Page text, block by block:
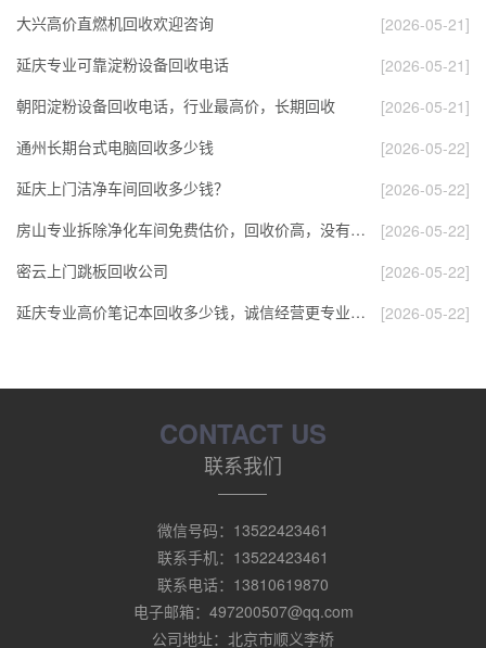
大兴高价直燃机回收欢迎咨询
[2026-05-21]
延庆专业可靠淀粉设备回收电话
[2026-05-21]
朝阳淀粉设备回收电话，行业最高价，长期回收
[2026-05-21]
通州长期台式电脑回收多少钱
[2026-05-22]
延庆上门洁净车间回收多少钱？
[2026-05-22]
房山专业拆除净化车间免费估价，回收价高，没有…
[2026-05-22]
密云上门跳板回收公司
[2026-05-22]
延庆专业高价笔记本回收多少钱，诚信经营更专业…
[2026-05-22]
CONTACT US
联系我们
微信号码：13522423461
联系手机：13522423461
联系电话：13810619870
电子邮箱：497200507@qq.com
公司地址：北京市顺义李桥